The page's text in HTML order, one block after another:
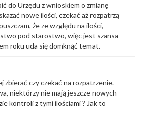
do Urzędu z wnioskiem o zmianę
nowe ilości, czekać aż rozpatrzą
że ze względu na ilości,
pod starostwo, więc jest szansa
roku uda się domknąć temat.
zbierać czy czekać na rozpatrzenie.
niektórzy nie mają jeszcze nowych
kontroli z tymi ilościami ? Jak to